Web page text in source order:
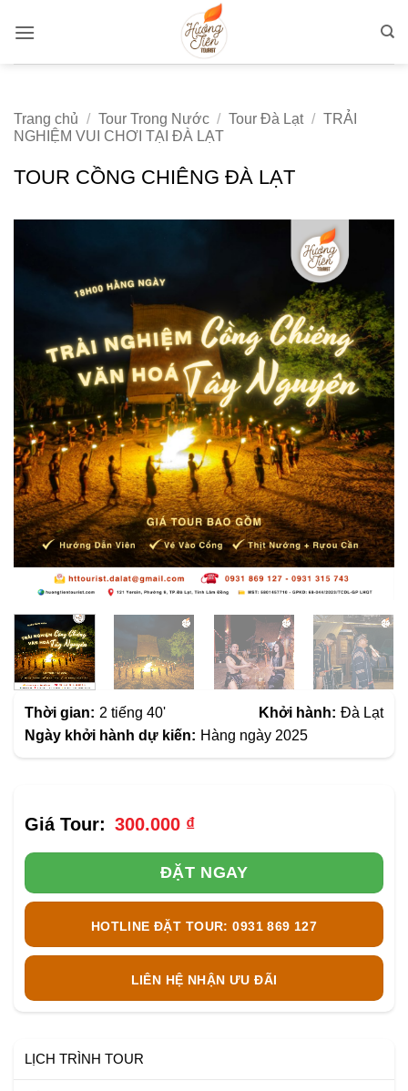
qua
Trang chủ / Tour Trong Nước / Tour Đà Lạt / TRẢI
NGHIỆM VUI CHƠI TẠI ĐÀ LẠT
TOUR CỒNG CHIÊNG ĐÀ LẠT
Thời gian: 2 tiếng 40' Khởi hành: Đà Lạt
Ngày khởi hành dự kiến: Hàng ngày 2025
300.000 ₫
ĐẶT NGAY
HOTLINE ĐẶT TOUR: 0931 869 127
LIÊN HỆ NHẬN ƯU ĐÃI
LỊCH TRÌNH TOUR